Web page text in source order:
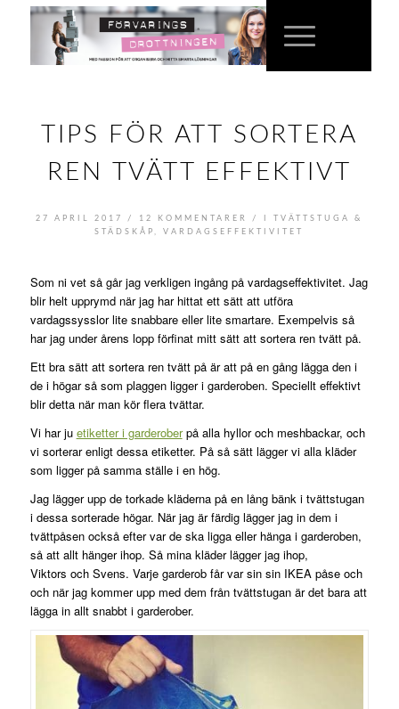
TIPS FÖR ATT SORTERA
REN TVÄTT EFFEKTIVT
27 APRIL 2017 / 12 KOMMENTARER /
TVÄTTSTUGA &
STÄDSKÅP,VARDAGSEFFEKTIVITET
Som ni vet så går jag verkligen ingång på vardagseffektivitet. Jag
blir helt upprymd när jag har hittat ett sätt att utföra
vardagssysslor lite snabbare eller lite smartare. Exempelvis så
har jag under årens lopp förfinat mitt sätt att sortera ren tvätt på.
Ett bra sätt att sortera ren tvätt på är att på en gång lägga den i
de i högar så som plaggen ligger i garderoben. Speciellt effektivt
blir detta när man kör flera tvättar.
Vi har ju etiketter i garderoberpå alla hyllor och meshbackar, och
vi sorterar enligt dessa etiketter. På så sätt lägger vi alla kläder
som ligger på samma ställe i en hög.
Jag lägger upp de torkade kläderna på en lång bänk i tvättstugan
i dessa sorterade högar. När jag är färdig lägger jag in dem i
tvättpåsen också efter var de ska ligga eller hänga i garderoben,
så att allt hänger ihop. Så mina kläder lägger jag ihop,
Viktors och Svens. Varje garderob får var sin sin IKEA påse och
och när jag kommer upp med dem från tvättstugan är det bara att
lägga in allt snabbt i garderober.